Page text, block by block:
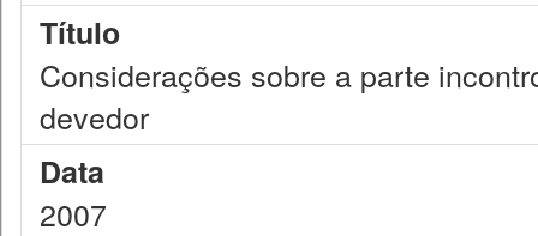
Título
Considerações sobre a parte
devedor
Data
2007